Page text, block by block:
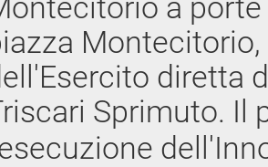
a
diretta
Sprimuto. Il